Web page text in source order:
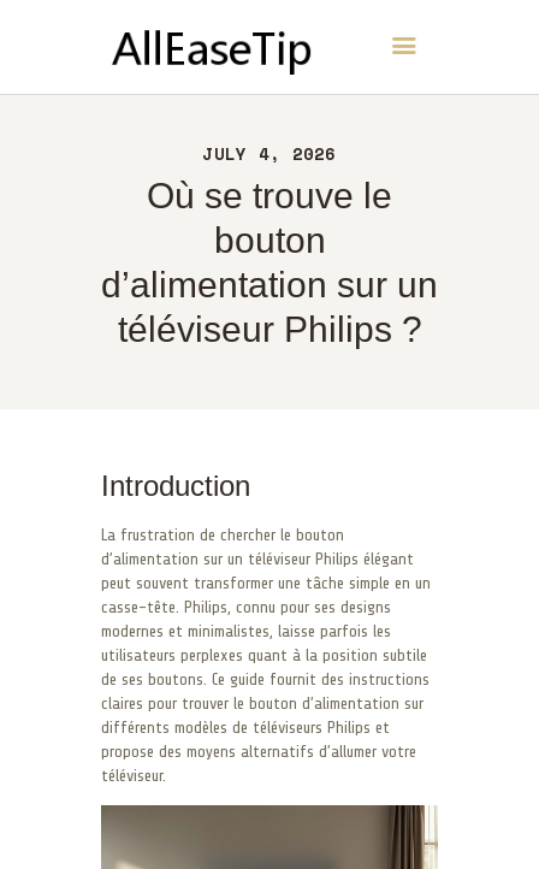
JULY 4, 2026
Où se trouve le
bouton
d’alimentation sur un
téléviseur Philips ?
AllEaseTip
À PROPOS
CONTACT
POLITIQUE
FRANÇAIS
Introduction
La frustration de chercher le bouton
d’alimentation sur un téléviseur Philips élégant
peut souvent transformer une tâche simple en un
casse-tête. Philips, connu pour ses designs
modernes et minimalistes, laisse parfois les
utilisateurs perplexes quant à la position subtile
de ses boutons. Ce guide fournit des instructions
claires pour trouver le bouton d’alimentation sur
différents modèles de téléviseurs Philips et
propose des moyens alternatifs d’allumer votre
téléviseur.